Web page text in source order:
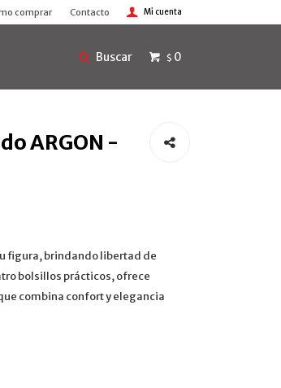
$ 0
comprar Contacto
ARGON -
figura, brindando libertad de
bolsillos prácticos, ofrece
combina confort y elegancia